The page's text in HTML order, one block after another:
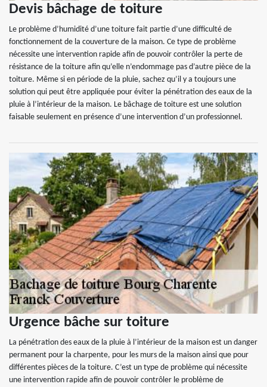
Devis bâchage de toiture
Le problème d’humidité d’une toiture fait partie d’une difficulté de
fonctionnement de la couverture de la maison. Ce type de problème
nécessite une intervention rapide afin de pouvoir contrôler la perte de
résistance de la toiture afin qu’elle n’endommage pas d’autre pièce de la
toiture. Même si en période de la pluie, sachez qu’il y a toujours une
solution qui peut être appliquée pour éviter la pénétration des eaux de la
pluie à l’intérieur de la maison. Le bâchage de toiture est une solution
faisable seulement en présence d’une intervention d’un professionnel.
Urgence bâche sur toiture
La pénétration des eaux de la pluie à l’intérieur de la maison est un danger
permanent pour la charpente, pour les murs de la maison ainsi que pour
différentes pièces de la toiture. C’est un type de problème qui nécessite
une intervention rapide afin de pouvoir contrôler le problème de